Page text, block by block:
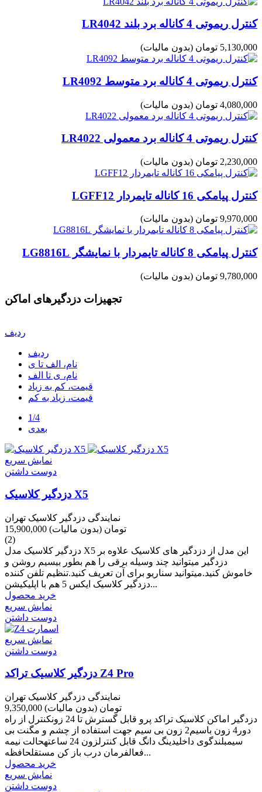
کنترل ریموتی 4 کاناله برد بلند LR4042
5,130,000 تومان (بدون مالیات)
کنترل ریموتی 4 کاناله برد متوسط LR4092
4,080,000 تومان (بدون مالیات)
کنترل ریموتی 4 کاناله برد معمولی LR4022
2,230,000 تومان (بدون مالیات)
کنترل پیامکی 16 کاناله تایمردار LGFF12
9,970,000 تومان (بدون مالیات)
کنترل پیامکی 8 کاناله تایمردار با نمایشگر LG8816L
9,780,000 تومان (بدون مالیات)
تجهیزات دزدگیرهای اماکن
ردیف
ردیف
نام، الف تا ی
نام، ی تا الف
قیمت، کم به زیاد
قیمت، زیاد به کم
1/4
بعدی
نمایش سریع
دوست داشتن
دزدگیر کلاسیک X5
نمایندگی دزدگیر کلاسیک تهران
15,900,000 تومان (بدون مالیات)
(2)
دزدگیر کلاسیک مدل X5 این مدل از دزدگیر های کلاسیک علاوه بر
دزدگیر میتوانید چند وسیله برقی را هم بطور بیسیم روشن و
خاموش کنید.میتوانید سناریو برای آن تعریف کنید.تنظیم تلفن کننده
دزدگیر کلاسیک ایکس 5 هم با اپلیکیشن...
خرید محصول
نمایش سریع
دوست داشتن
نمایش سریع
دوست داشتن
دزدگیر کلاسیک تراکد Z4 Pro
نمایندگی دزدگیر کلاسیک تهران
9,350,000 تومان (بدون مالیات)
دزدگیر اماکن کلاسیک تراکد پرو قابل گسترش تا 24 زونکنترل از راه
دور4 زون باسیم2 زون بی سیم جهت استفاده از چشم و مگنت بی
سیمبلندگوی داخلیدینگ دانگ قابل کنترلزون 24 ساعتهحالت نیمه
فعالفرمان درب باز کن مستقلحافظه...
خرید محصول
نمایش سریع
دوست داشتن